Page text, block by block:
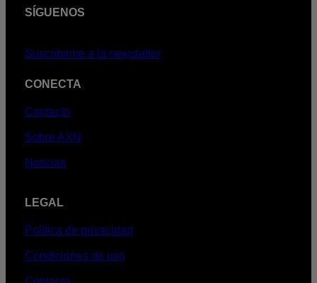
SÍGUENOS
Suscribirme a la newsletter
CONECTA
Contacto
Sobre AXN
Noticias
LEGAL
Política de privacidad
Condiciones de uso